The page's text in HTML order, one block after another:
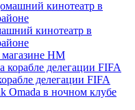
кинотеатр в
HM
делегации FIFA